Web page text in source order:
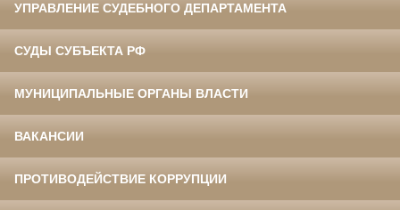
УПРАВЛЕНИЕ СУДЕБНОГО ДЕПАРТАМЕНТА
СУДЫ СУБЪЕКТА РФ
МУНИЦИПАЛЬНЫЕ ОРГАНЫ ВЛАСТИ
ВАКАНСИИ
ПРОТИВОДЕЙСТВИЕ КОРРУПЦИИ